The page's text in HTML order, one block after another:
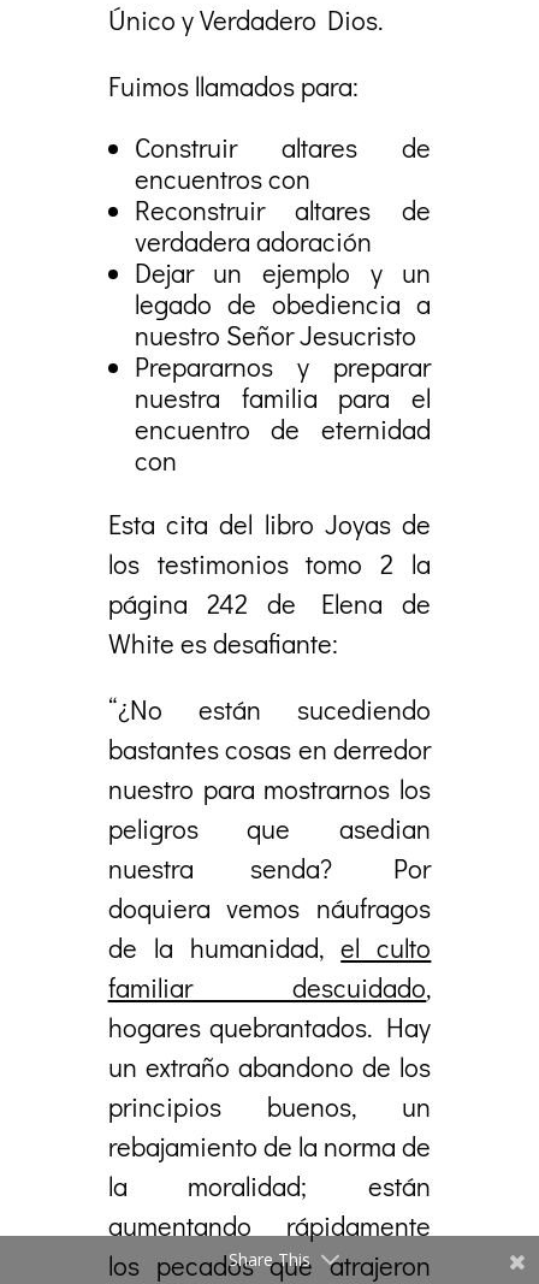
Único y Verdadero Dios.
Fuimos llamados para:
Construir altares de
encuentros con
Reconstruir altares de
verdadera adoración
Dejar un ejemplo y un
legado de obediencia a
nuestro Señor Jesucristo
Prepararnos y preparar
nuestra familia para el
encuentro de eternidad
con
Esta cita del libro Joyas de
los testimonios tomo 2 la
página 242 de Elena de
White es desafiante:
“¿No están sucediendo
bastantes cosas en derredor
nuestro para mostrarnos los
peligros que asedian
nuestra senda? Por
doquiera vemos náufragos
de la humanidad,el culto
familiar descuidado,
hogares quebrantados. Hay
un extraño abandono de los
principios buenos, un
rebajamiento de la norma de
la moralidad; están
aumentando rápidamente
los pecados que atrajeron
Share This